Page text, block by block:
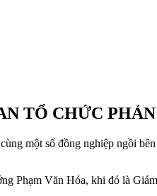
TỔ CHỨC
một số đồng nghiệp ngồi
Phạm Văn Hóa, khi đó là